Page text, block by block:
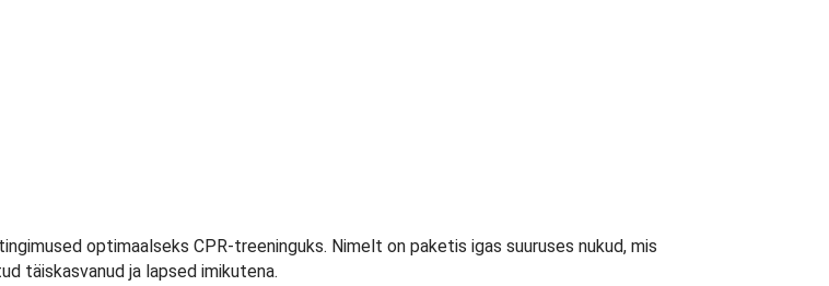
optimaalseks CPR-treeninguks. Nimelt on paketis igas suuruses nukud, mis
täiskasvanud ja lapsed imikutena.